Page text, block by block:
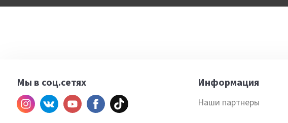
Мы в соц.сетях
Инстаграм
ВКонтакте
YouTube
Facebook
TiKtok
Информация
Наши партнеры